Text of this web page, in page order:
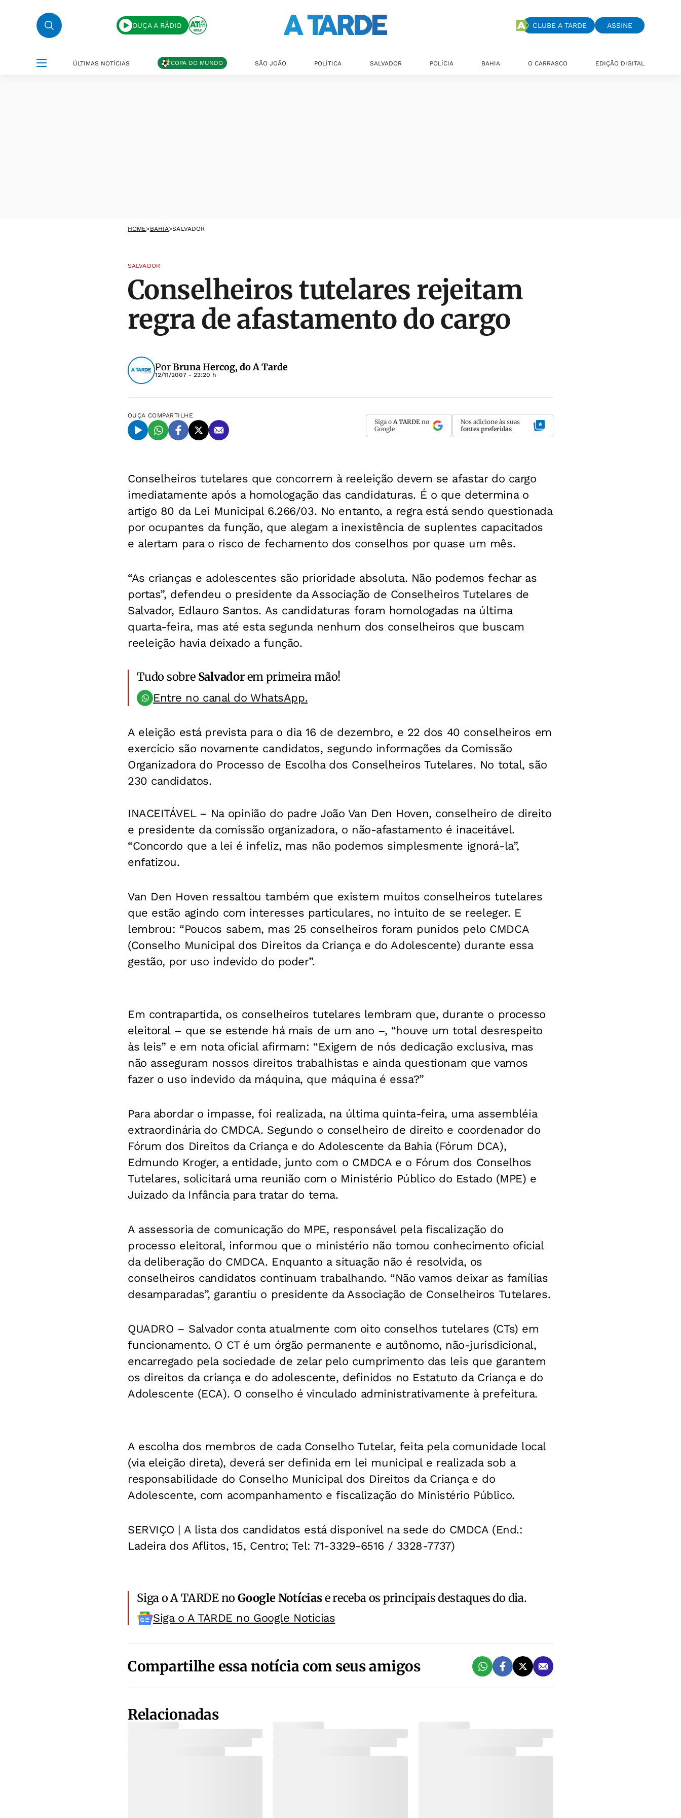
OUÇA A RÁDIO CLUBE A TARDE ASSINE
ÚLTIMAS NOTÍCIAS COPA DO MUNDO SÃO JOÃO POLÍTICA SALVADOR POLÍCIA BAHIA O CARRASCO EDIÇÃO DIGITAL
HOME>BAHIA>SALVADOR
SALVADOR
Conselheiros tutelares rejeitam
regra de afastamento do cargo
PorBruna Hercog, do A Tarde
12/11/2007 - 23:20 h
OUÇA COMPARTILHE
Siga o A TARDE no
Google
Nos adicione às suas
fontes preferidas
Conselheiros tutelares que concorrem à reeleição devem se afastar do cargo
imediatamente após a homologação das candidaturas. É o que determina o
artigo 80 da Lei Municipal 6.266/03. No entanto, a regra está sendo questionada
por ocupantes da função, que alegam a inexistência de suplentes capacitados
e alertam para o risco de fechamento dos conselhos por quase um mês.
“As crianças e adolescentes são prioridade absoluta. Não podemos fechar as
portas”, defendeu o presidente da Associação de Conselheiros Tutelares de
Salvador, Edlauro Santos. As candidaturas foram homologadas na última
quarta-feira, mas até esta segunda nenhum dos conselheiros que buscam
reeleição havia deixado a função.
Tudo sobre Salvadorem primeira mão!
Entre no canal do WhatsApp.
A eleição está prevista para o dia 16 de dezembro, e 22 dos 40 conselheiros em
exercício são novamente candidatos, segundo informações da Comissão
Organizadora do Processo de Escolha dos Conselheiros Tutelares. No total, são
230 candidatos.
INACEITÁVEL – Na opinião do padre João Van Den Hoven, conselheiro de direito
e presidente da comissão organizadora, o não-afastamento é inaceitável.
“Concordo que a lei é infeliz, mas não podemos simplesmente ignorá-la”,
enfatizou.
Van Den Hoven ressaltou também que existem muitos conselheiros tutelares
que estão agindo com interesses particulares, no intuito de se reeleger. E
lembrou: “Poucos sabem, mas 25 conselheiros foram punidos pelo CMDCA
(Conselho Municipal dos Direitos da Criança e do Adolescente) durante essa
gestão, por uso indevido do poder”.
Em contrapartida, os conselheiros tutelares lembram que, durante o processo
eleitoral – que se estende há mais de um ano –, “houve um total desrespeito
às leis” e em nota oficial afirmam: “Exigem de nós dedicação exclusiva, mas
não asseguram nossos direitos trabalhistas e ainda questionam que vamos
fazer o uso indevido da máquina, que máquina é essa?”
Para abordar o impasse, foi realizada, na última quinta-feira, uma assembléia
extraordinária do CMDCA. Segundo o conselheiro de direito e coordenador do
Fórum dos Direitos da Criança e do Adolescente da Bahia (Fórum DCA),
Edmundo Kroger, a entidade, junto com o CMDCA e o Fórum dos Conselhos
Tutelares, solicitará uma reunião com o Ministério Público do Estado (MPE) e
Juizado da Infância para tratar do tema.
A assessoria de comunicação do MPE, responsável pela fiscalização do
processo eleitoral, informou que o ministério não tomou conhecimento oficial
da deliberação do CMDCA. Enquanto a situação não é resolvida, os
conselheiros candidatos continuam trabalhando. “Não vamos deixar as famílias
desamparadas”, garantiu o presidente da Associação de Conselheiros Tutelares.
QUADRO – Salvador conta atualmente com oito conselhos tutelares (CTs) em
funcionamento. O CT é um órgão permanente e autônomo, não-jurisdicional,
encarregado pela sociedade de zelar pelo cumprimento das leis que garantem
os direitos da criança e do adolescente, definidos no Estatuto da Criança e do
Adolescente (ECA). O conselho é vinculado administrativamente à prefeitura.
A escolha dos membros de cada Conselho Tutelar, feita pela comunidade local
(via eleição direta), deverá ser definida em lei municipal e realizada sob a
responsabilidade do Conselho Municipal dos Direitos da Criança e do
Adolescente, com acompanhamento e fiscalização do Ministério Público.
SERVIÇO | A lista dos candidatos está disponível na sede do CMDCA (End.:
Ladeira dos Aflitos, 15, Centro; Tel: 71-3329-6516 / 3328-7737)
Siga o A TARDE noGoogle Notíciase receba os principais destaques do dia.
Siga o A TARDE no Google Noticias
Compartilhe essa notícia com seus amigos
Relacionadas